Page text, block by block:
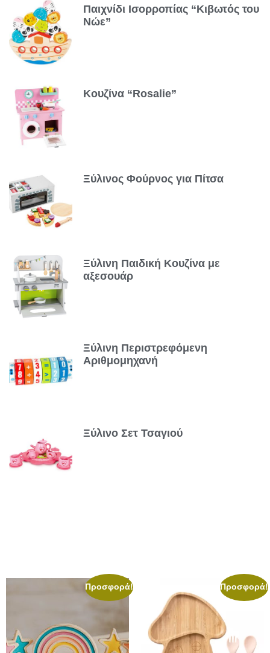
Παιχνίδι Ισορροπίας “Κιβωτός του
Νώε”
Κουζίνα “Rosalie”
Ξύλινος Φούρνος για Πίτσα
Ξύλινη Παιδική Κουζίνα με
αξεσουάρ
Ξύλινη Περιστρεφόμενη
Αριθμομηχανή
Ξύλινο Σετ Τσαγιού
Προσφορά! Προσφορά!